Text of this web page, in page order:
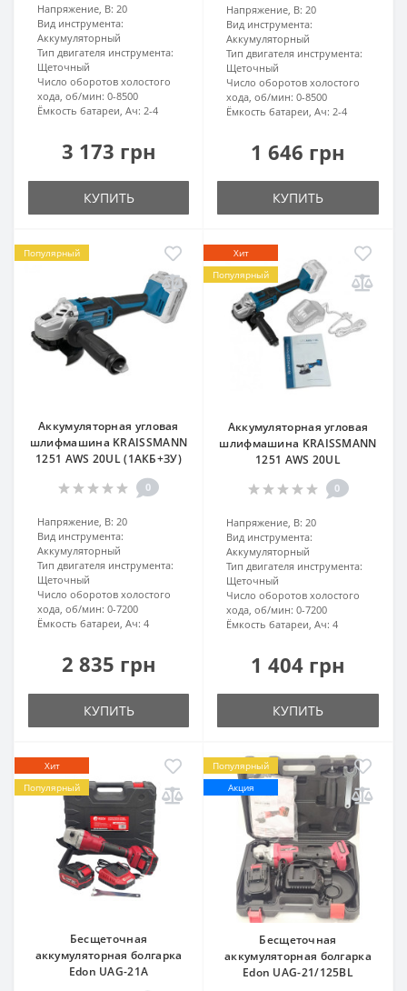
Напряжение, В: 20
Вид инструмента:
Аккумуляторный
Тип двигателя инструмента:
Щеточный
Число оборотов холостого
хода, об/мин: 0-8500
Ёмкость батареи, Ач: 2-4
3 173 грн
КУПИТЬ
Напряжение, В: 20
Вид инструмента:
Аккумуляторный
Тип двигателя инструмента:
Щеточный
Число оборотов холостого
хода, об/мин: 0-8500
Ёмкость батареи, Ач: 2-4
1 646 грн
КУПИТЬ
Популярный
Аккумуляторная угловая
шлифмашина KRAISSMANN
1251 AWS 20UL (1АКБ+ЗУ)
0
Напряжение, В: 20
Вид инструмента:
Аккумуляторный
Тип двигателя инструмента:
Щеточный
Число оборотов холостого
хода, об/мин: 0-7200
Ёмкость батареи, Ач: 4
2 835 грн
КУПИТЬ
Хит
Популярный
Аккумуляторная угловая
шлифмашина KRAISSMANN
1251 AWS 20UL
0
Напряжение, В: 20
Вид инструмента:
Аккумуляторный
Тип двигателя инструмента:
Щеточный
Число оборотов холостого
хода, об/мин: 0-7200
Ёмкость батареи, Ач: 4
1 404 грн
КУПИТЬ
Хит
Популярный
Бесщеточная
аккумуляторная болгарка
Edon UAG-21A
Популярный
Акция
Бесщеточная
аккумуляторная болгарка
Edon UAG-21/125BL